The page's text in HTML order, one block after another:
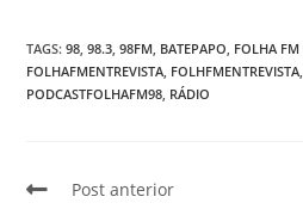
TAGS:98 98.3 98FM BATEPAPO FOLHA
FOLHAFMENTREVISTA FOLHFMENTREVISTA
PODCASTFOLHAFM98 RÁDIO
Post anterior